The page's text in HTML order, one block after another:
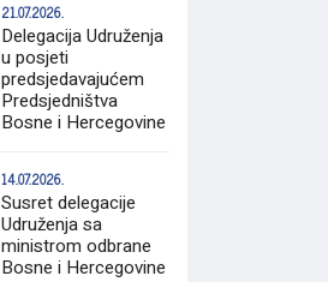
21.07.2026.
Delegacija Udruženja
u posjeti
predsjedavajućem
Predsjedništva
Bosne i Hercegovine
14.07.2026.
Susret delegacije
Udruženja sa
ministrom odbrane
Bosne i Hercegovine